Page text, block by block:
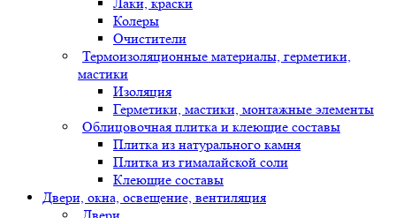
Колеры
Очистители
Термоизоляционные материалы, герметики,
мастики
Изоляция
Герметики, мастики, монтажные элементы
Облицовочная плитка и клеющие составы
Плитка из натурального камня
Плитка из гималайской соли
Клеющие составы
Двери, окна, освещение, вентиляция